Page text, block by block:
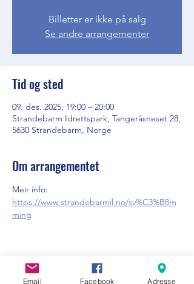
Billetter er ikke på salg
Se andre arrangementer
Tid og sted
09. des. 2025, 19:00 – 20:00
Strandebarm Idrettspark, Tangeråsneset 28,
5630 Strandebarm, Norge
Om arrangementet
Meir info:
https://www.strandebarmil.no/sv%C3%B8m
ming
Email Facebook Adresse